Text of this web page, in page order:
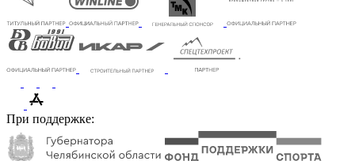
При поддержке: